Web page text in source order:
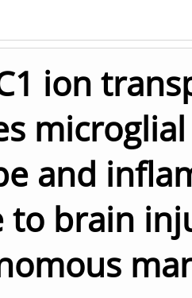
ion
microglial
and
to brain